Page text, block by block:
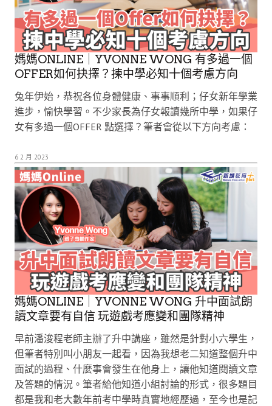
媽媽ONLINE｜YVONNE WONG 有多過一個
OFFER如何抉擇？揀中學必知十個考慮方向
兔年伊始，恭祝各位身體健康、事事順利；仔女新年學業
進步，愉快學習。不少家長為仔女報讀幾所中學，如果仔
女有多過一個OFFER 點選擇？筆者會從以下方向考慮：
6 2 月 2023
媽媽ONLINE｜YVONNE WONG 升中面試朗
讀文章要有自信 玩遊戲考應變和團隊精神
早前潘浚程老師主辦了升中講座，雖然是針對小六學生，
但筆者特別叫小朋友一起看，因為我想老二知道整個升中
面試的過程、什麼事會發生在他身上，讓他知道閱讀文章
及答題的情況。筆者給他知道小組討論的形式，很多題目
都是我和老大數年前考中學時真實地經歷過，至今也是記